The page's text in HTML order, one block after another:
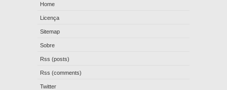
Home
Licença
Sitemap
Sobre
Rss (posts)
Rss (comments)
Twitter